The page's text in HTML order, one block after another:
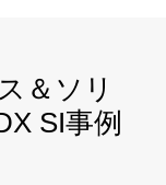
＆ソリ
SI事例